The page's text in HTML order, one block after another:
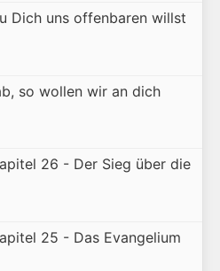
Dich uns offenbaren willst
so wollen wir an dich
26 - Der Sieg über die
25 - Das Evangelium